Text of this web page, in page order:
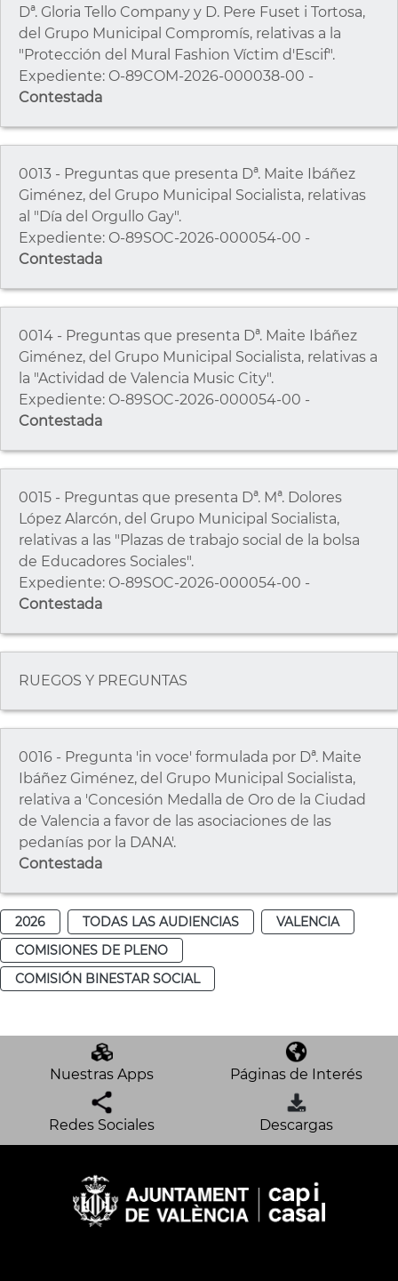
Dª. Gloria Tello Company y D. Pere Fuset i Tortosa,
del Grupo Municipal Compromís, relativas a la
"Protección del Mural Fashion Víctim d'Escif".
Expediente: O-89COM-2026-000038-00 -
Contestada
0013 - Preguntas que presenta Dª. Maite Ibáñez
Giménez, del Grupo Municipal Socialista, relativas
al "Día del Orgullo Gay".
Expediente: O-89SOC-2026-000054-00 -
Contestada
0014 - Preguntas que presenta Dª. Maite Ibáñez
Giménez, del Grupo Municipal Socialista, relativas a
la "Actividad de Valencia Music City".
Expediente: O-89SOC-2026-000054-00 -
Contestada
0015 - Preguntas que presenta Dª. Mª. Dolores
López Alarcón, del Grupo Municipal Socialista,
relativas a las "Plazas de trabajo social de la bolsa
de Educadores Sociales".
Expediente: O-89SOC-2026-000054-00 -
Contestada
RUEGOS Y PREGUNTAS
0016 - Pregunta 'in voce' formulada por Dª. Maite
Ibáñez Giménez, del Grupo Municipal Socialista,
relativa a 'Concesión Medalla de Oro de la Ciudad
de Valencia a favor de las asociaciones de las
pedanías por la DANA'.
Contestada
2026 TODAS LAS AUDIENCIAS
VALENCIA
COMISIONES DE PLENO
COMISIÓN BINESTAR SOCIAL
Nuestras Apps Páginas de Interés
Redes Sociales Descargas